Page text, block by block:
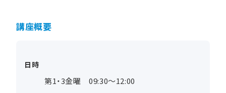
講座概要
日時
第1・3金曜 09:30～12:00